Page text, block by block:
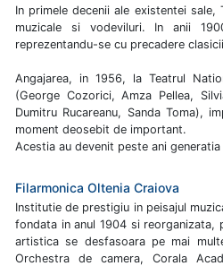
In primele decenii ale existentei
muzicale si vodeviluri. In anii
reprezentandu-se cu precadere
Angajarea, in 1956, la Teatrul
(George Cozorici, Amza Pellea,
Dumitru Rucareanu, Sanda Toma),
moment deosebit de important.
Acestia au devenit peste ani
Filarmonica Oltenia Craiova
Institutie de prestigiu in peisajul
fondata in anul 1904 si reorganizata,
artistica se desfasoara pe mai
Orchestra de camera, Corala